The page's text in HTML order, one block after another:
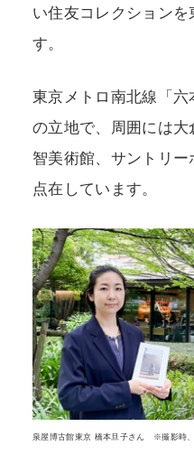
い住友コレクション
す。
東京メトロ南北線「
の立地で、周囲には
智美術館、サントリ
点在しています。
泉屋博古館東京 橋本旦子さん ※撮影時、